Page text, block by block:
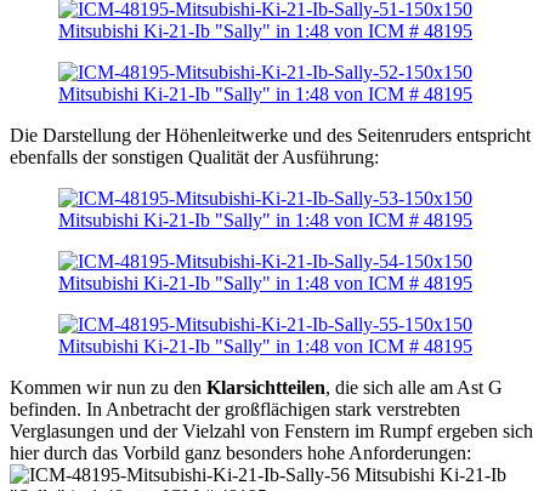
Die Darstellung der Höhenleitwerke und des Seitenruders entspricht
ebenfalls der sonstigen Qualität der Ausführung:
Kommen wir nun zu den Klarsichtteilen, die sich alle am Ast G
befinden. In Anbetracht der großflächigen stark verstrebten
Verglasungen und der Vielzahl von Fenstern im Rumpf ergeben sich
hier durch das Vorbild ganz besonders hohe Anforderungen: